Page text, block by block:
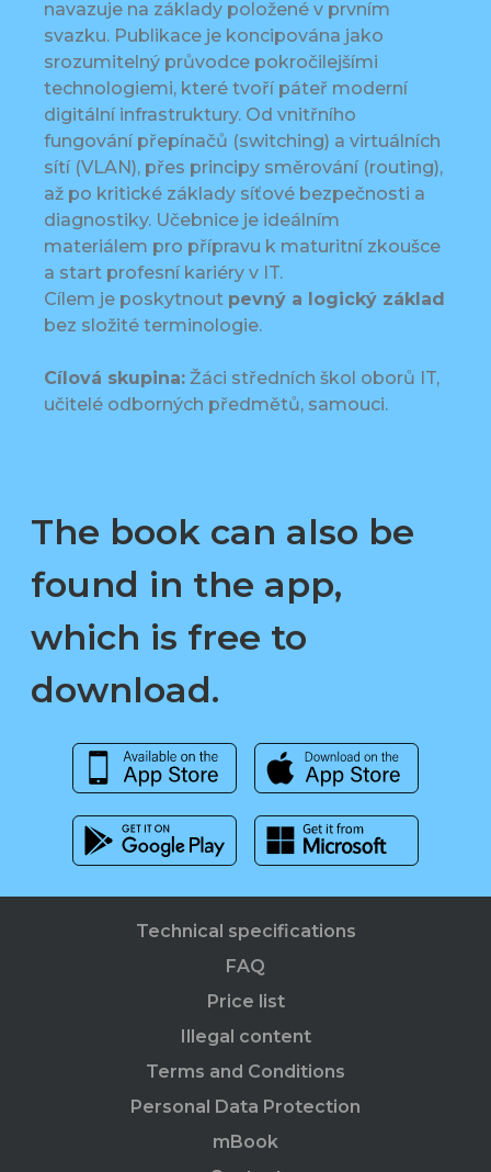
navazuje na základy položené v prvním
svazku. Publikace je koncipována jako
srozumitelný průvodce pokročilejšími
technologiemi, které tvoří páteř moderní
digitální infrastruktury. Od vnitřního
fungování přepínačů (switching) a virtuálních
sítí (VLAN), přes principy směrování (routing),
až po kritické základy síťové bezpečnosti a
diagnostiky. Učebnice je ideálním
materiálem pro přípravu k maturitní zkoušce
a start profesní kariéry v IT.
Cílem je poskytnout pevný a logický základ
bez složité terminologie.
Cílová skupina: Žáci středních škol oborů IT,
učitelé odborných předmětů, samouci.
The book can also be
found in the app,
which is free to
download.
Technical specifications
FAQ
Price list
Illegal content
Terms and Conditions
Personal Data Protection
mBook